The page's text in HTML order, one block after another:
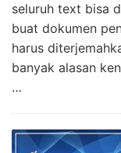
seluruh text bisa
buat dokumen
harus
banyak alasan
…